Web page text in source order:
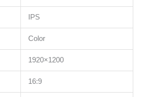
IPS
Color
1920×1200
16:9